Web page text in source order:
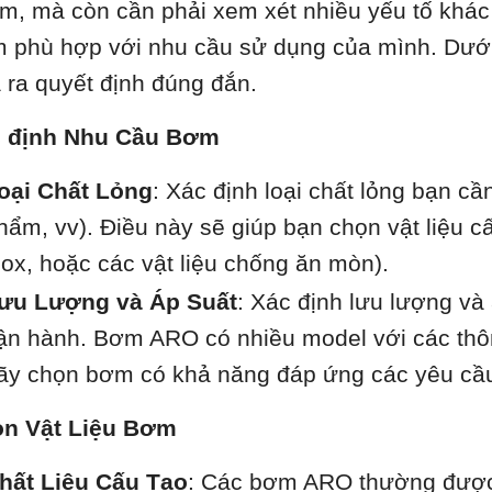
mà còn cần phải xem xét nhiều yếu tố
phù hợp với nhu cầu sử dụng của mình.
ra quyết định đúng đắn.
định Nhu Cầu Bơm
Chất Lỏng: Xác định loại chất lỏng bạn
vv). Điều này sẽ giúp bạn chọn vật liệu
hoặc các vật liệu chống ăn mòn).
Lượng và Áp Suất: Xác định lưu lượng và
hành. Bơm ARO có nhiều model với các
chọn bơm có khả năng đáp ứng các yêu
Vật Liệu Bơm
Liệu Cấu Tạo: Các bơm ARO thường